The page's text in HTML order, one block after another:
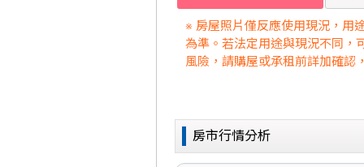
※ 房屋照片僅反應使用現況，用
為準。若法定用途與現況不同，
風險，請購屋或承租前詳加確認
房市行情分析